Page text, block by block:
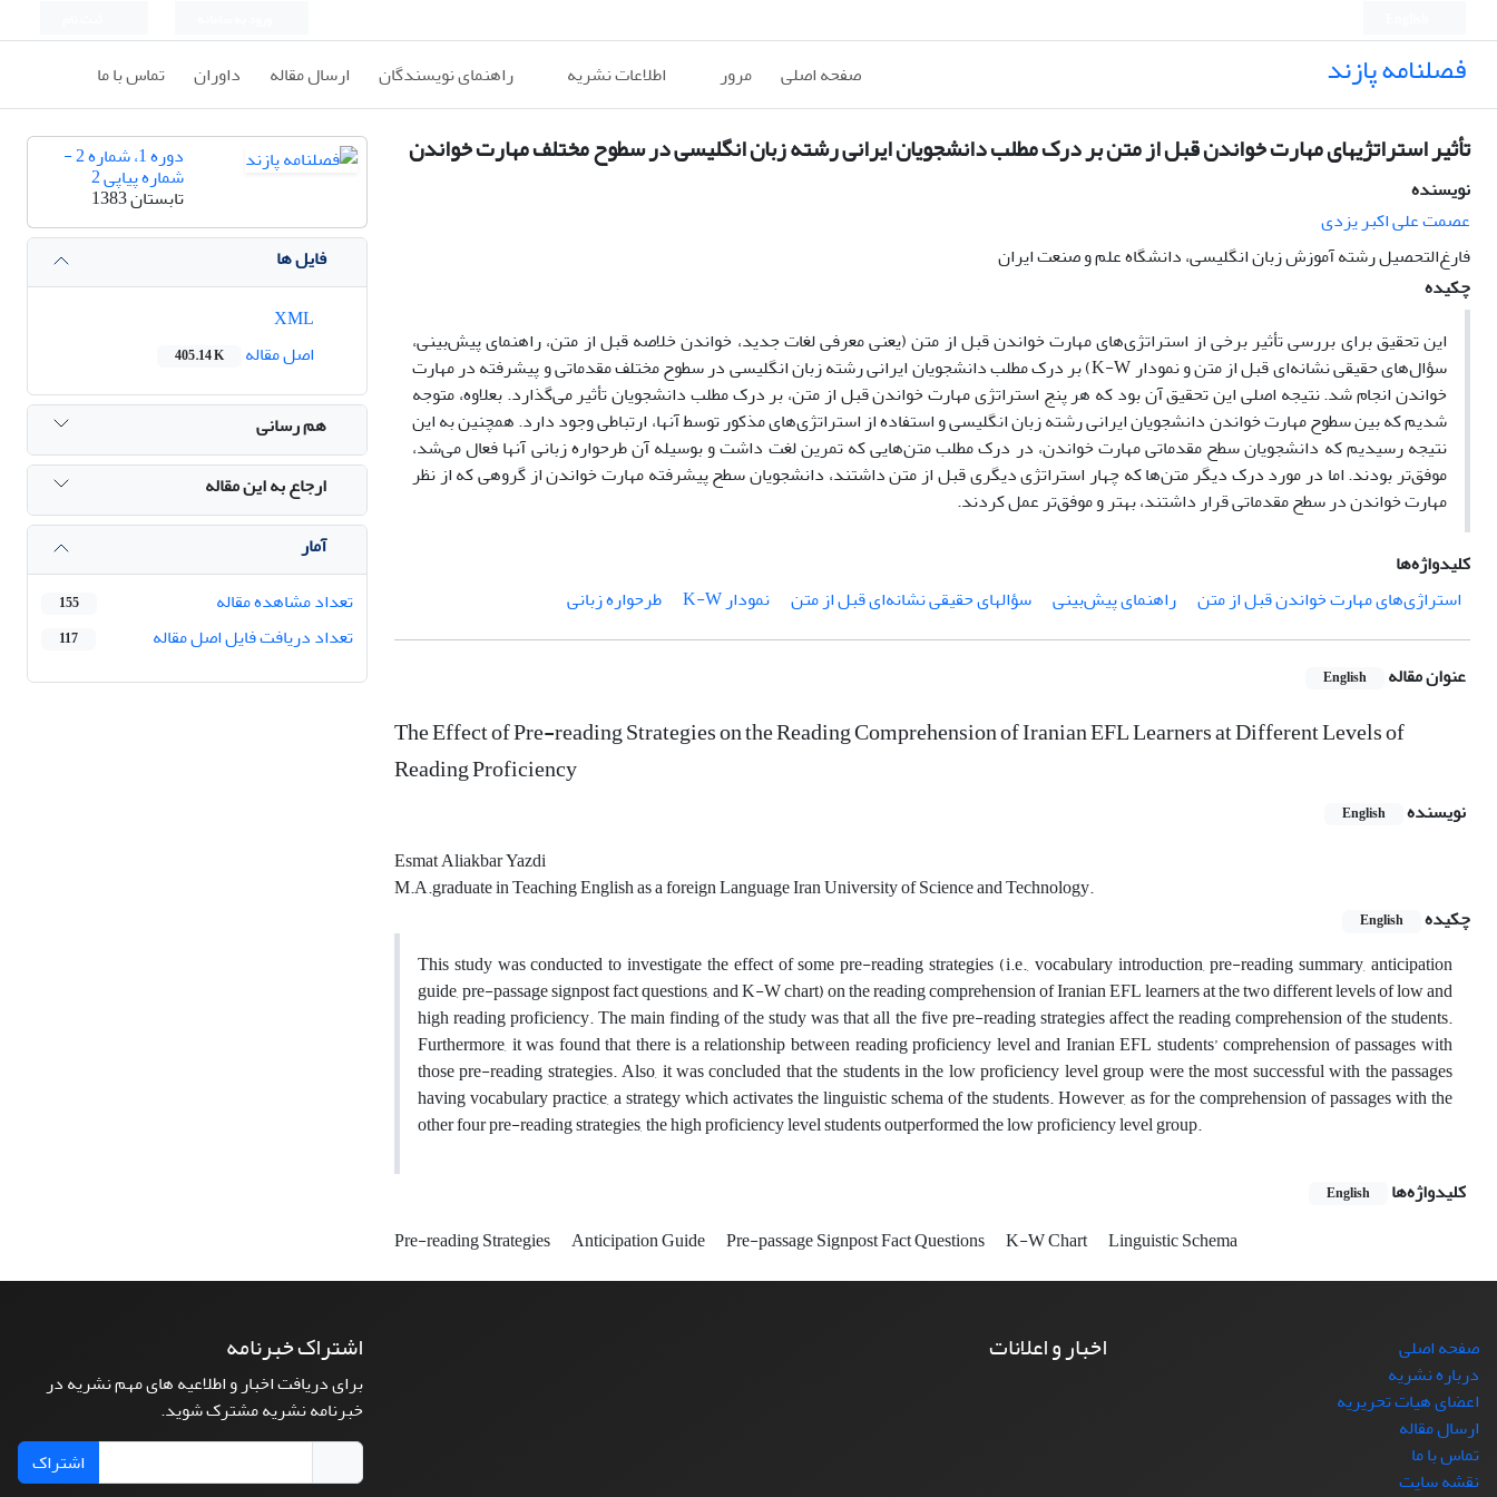
فصلنامه پازند صفحه اصلی مرور اطلاعات نشریه راهنمای نویسندگان ارسال مقاله داوران تماس با ما
تأثیر استراتژیهای مهارت خواندن قبل از متن بر درک مطلب دانشجویان ایرانی رشته زبان انگلیسی در سطوح مختلف مهارت خواندن
نویسنده
عصمت علی اکبر یزدی
فارغ‌التحصیل رشته آموزش زبان انگلیسی، دانشگاه علم و صنعت ایران
چکیده
این تحقیق برای بررسی تأثیر برخی از استراتژی‌های مهارت خواندن قبل از متن (یعنی معرفی لغات جدید، خواندن خلاصه قبل از متن، راهنمای پیش‌بینی،
سؤال‌های حقیقی نشانه‌ای قبل از متن و نمودار K-W) بر درک مطلب دانشجویان ایرانی رشته زبان انگلیسی در سطوح مختلف مقدماتی و پیشرفته در مهارت
خواندن انجام شد. نتیجه اصلی این تحقیق آن بود که هر پنج استراتژی مهارت خواندن قبل از متن، بر درک مطلب دانشجویان تأثیر می‌گذارد. بعلاوه، متوجه
شدیم که بین سطوح مهارت خواندن دانشجویان ایرانی رشته زبان انگلیسی و استفاده از استراتژی‌های مذکور توسط آنها، ارتباطی وجود دارد. همچنین به این
نتیجه رسیدیم که دانشجویان سطح مقدماتی مهارت خواندن، در درک مطلب متن‌هایی که تمرین لغت داشت و بوسیله آن طرحواره زبانی آنها فعال می‌شد،
موفق‌تر بودند. اما در مورد درک دیگر متن‌ها که چهار استراتژی دیگری قبل از متن داشتند، دانشجویان سطح پیشرفته مهارت خواندن از گروهی که از نظر
مهارت خواندن در سطح مقدماتی قرار داشتند، بهتر و موفق‌تر عمل کردند.
کلیدواژه‌ها
استراژی‌های مهارت خواندن قبل از متن
راهنمای پیش‌بینی سؤالهای حقیقی نشانه‌ای قبل از متن نمودار K-W طرحواره زبانی
عنوان مقاله English
The Effect of Pre-reading Strategies on the Reading Comprehension of Iranian EFL Learners at Different Levels of
Reading Proficiency
نویسنده English
Esmat Aliakbar Yazdi
M.A.graduate in Teaching English as a foreign Language Iran University of Science and Technology.
چکیده
English
This study was conducted to investigate the effect of some pre-reading strategies (i.e., vocabulary introduction, pre-reading summary, anticipation
guide, pre-passage signpost fact questions, and K-W chart) on the reading comprehension of Iranian EFL learners at the two different levels of low and
high reading proficiency. The main finding of the study was that all the five pre-reading strategies affect the reading comprehension of the students.
Furthermore, it was found that there is a relationship between reading proficiency level and Iranian EFL students’ comprehension of passages with
those pre-reading strategies. Also, it was concluded that the students in the low proficiency level group were the most successful with the passages
having vocabulary practice, a strategy which activates the linguistic schema of the students. However, as for the comprehension of passages with the
other four pre-reading strategies, the high proficiency level students outperformed the low proficiency level group.
کلیدواژه‌ها
English
Pre-reading Strategies Anticipation Guide Pre-passage Signpost Fact Questions K-W Chart Linguistic Schema
دوره 1، شماره 2 -
شماره پیاپی 2
تابستان 1383
فایل ها
اصل مقاله
405.14 K
هم رسانی
ارجاع به این مقاله
آمار
تعداد مشاهده مقاله
155
تعداد دریافت فایل اصل مقاله 117
صفحه اصلی
درباره نشریه
اعضای هیات تحریریه
ارسال مقاله
تماس با ما
نقشه سایت
اخبار و اعلانات اشتراک خبرنامه
برای دریافت اخبار و اطلاعیه های مهم نشریه در
خبرنامه نشریه مشترک شوید.
اشتراک